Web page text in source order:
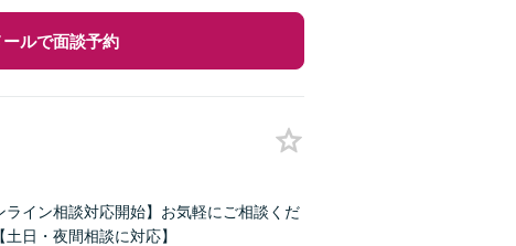
ールで面談予約
イン相談対応開始】お気軽にご相談くだ
日・夜間相談に対応】